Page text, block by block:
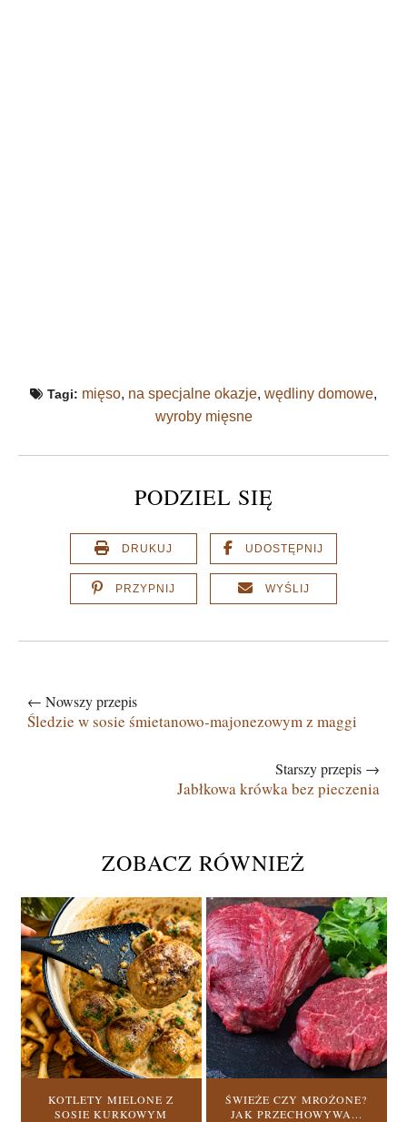
Tagi: mięso, na specjalne okazje, wędliny domowe,
wyroby mięsne
PODZIEL SIĘ
DRUKUJ UDOSTĘPNIJ
PRZYPNIJ WYŚLIJ
← Nowszy przepis
Śledzie w sosie śmietanowo-majonezowym z maggi
Starszy przepis →
Jabłkowa krówka bez pieczenia
ZOBACZ RÓWNIEŻ
KOTLETY MIELONE Z
SOSIE KURKOWYM
ŚWIEŻE CZY MROŻONE?
JAK PRZECHOWYWA...